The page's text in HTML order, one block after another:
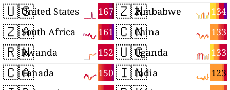
🇺🇸 167
United States
🇿🇦 161
South Africa
🇷🇼 152
Rwanda
🇨🇦 150
Canada
🇿🇼 134
Zimbabwe
🇨🇳 133
China
🇺🇬 133
Uganda
🇮🇳 123
India